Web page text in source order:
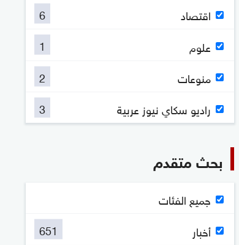
اقتصاد
6
علوم
1
منوعات
2
راديو سكاي نيوز عربية
3
بحث متقدم
جميع الفئات
أخبار
651